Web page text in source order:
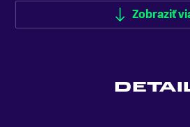
Predné odpruženie (Hardtail)
Zobraziť